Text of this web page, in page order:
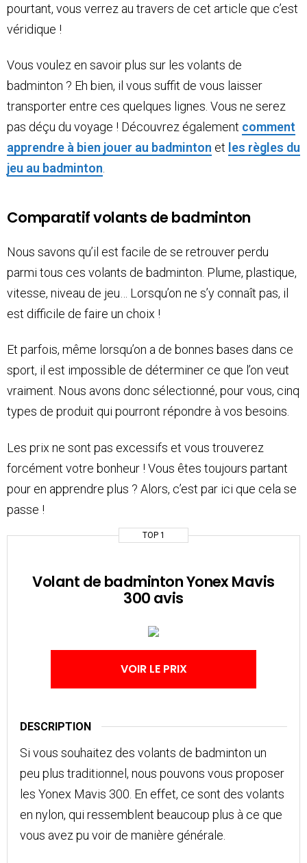
pourtant, vous verrez au travers de cet article que c’est
véridique !
Vous voulez en savoir plus sur les volants de
badminton ? Eh bien, il vous suffit de vous laisser
transporter entre ces quelques lignes. Vous ne serez
pas déçu du voyage ! Découvrez également comment
apprendre à bien jouer au badminton et les règles du
jeu au badminton
Comparatif volants de badminton
Nous savons qu’il est facile de se retrouver perdu
parmi tous ces volants de badminton. Plume, plastique,
vitesse, niveau de jeu… Lorsqu’on ne s’y connaît pas, il
est difficile de faire un choix !
Et parfois, même lorsqu’on a de bonnes bases dans ce
sport, il est impossible de déterminer ce que l’on veut
vraiment. Nous avons donc sélectionné, pour vous, cinq
types de produit qui pourront répondre à vos besoins.
Les prix ne sont pas excessifs et vous trouverez
forcément votre bonheur ! Vous êtes toujours partant
pour en apprendre plus ? Alors, c’est par ici que cela se
passe !
TOP 1
Volant de badminton Yonex Mavis
300 avis
VOIR LE PRIX
DESCRIPTION
Si vous souhaitez des volants de badminton un
peu plus traditionnel, nous pouvons vous proposer
les Yonex Mavis 300. En effet, ce sont des volants
en nylon, qui ressemblent beaucoup plus à ce que
vous avez pu voir de manière générale.